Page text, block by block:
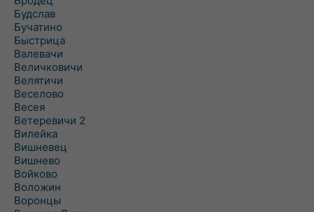
Будслав
Бучатино
Быстрица
Валевачи
Величковичи
Велятичи
Веселово
Весея
Ветеревичи 2
Вилейка
Вишневец
Вишнево
Войково
Воложин
Воронцы